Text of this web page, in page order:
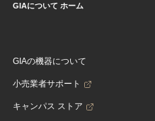
GIAについて ホーム
GIAの機器について
小売業者サポート
キャンパス ストア